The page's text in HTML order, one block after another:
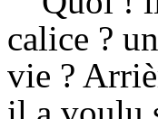
calice ?
vie ?